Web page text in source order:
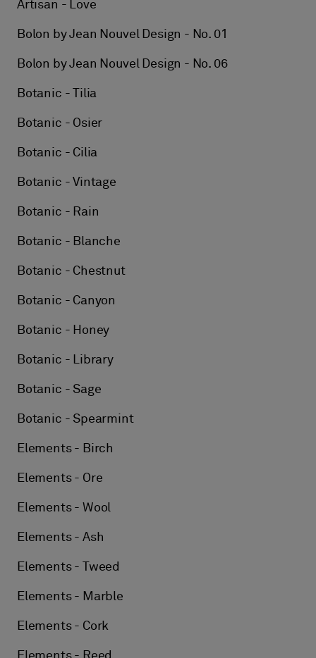
Artisan - Love
Bolon by Jean Nouvel Design - No. 01
Bolon by Jean Nouvel Design - No. 06
Botanic - Tilia
Botanic - Osier
Botanic - Cilia
Botanic - Vintage
Botanic - Rain
Botanic - Blanche
Botanic - Chestnut
Botanic - Canyon
Botanic - Honey
Botanic - Library
Botanic - Sage
Botanic - Spearmint
Elements - Birch
Elements - Ore
Elements - Wool
Elements - Ash
Elements - Tweed
Elements - Marble
Elements - Cork